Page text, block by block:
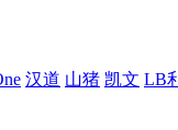
汉道 山猪 凯文 LB